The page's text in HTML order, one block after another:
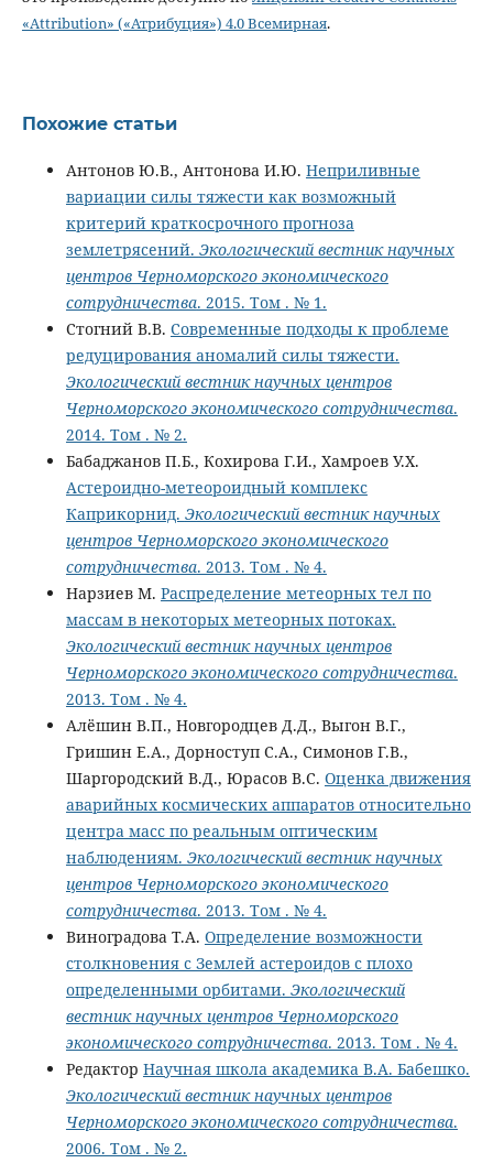
«Attribution» («Атрибуция») 4.0 Всемирная.
Похожие статьи
Антонов Ю.В., Антонова И.Ю. Неприливные
вариации силы тяжести как возможный
критерий краткосрочного прогноза
землетрясений. Экологический вестник научных
центров Черноморского экономического
сотрудничества. 2015. Том . № 1.
Стогний В.В. Современные подходы к проблеме
редуцирования аномалий силы тяжести.
Экологический вестник научных центров
Черноморского экономического сотрудничества.
2014. Том . № 2.
Бабаджанов П.Б., Кохирова Г.И., Хамроев У.Х.
Астероидно-метеороидный комплекс
Каприкорнид. Экологический вестник научных
центров Черноморского экономического
сотрудничества. 2013. Том . № 4.
Нарзиев М. Распределение метеорных тел по
массам в некоторых метеорных потоках.
Экологический вестник научных центров
Черноморского экономического сотрудничества.
2013. Том . № 4.
Алёшин В.П., Новгородцев Д.Д., Выгон В.Г.,
Гришин Е.А., Дорноступ С.А., Симонов Г.В.,
Шаргородский В.Д., Юрасов В.С. Оценка движения
аварийных космических аппаратов относительно
центра масс по реальным оптическим
наблюдениям. Экологический вестник научных
центров Черноморского экономического
сотрудничества. 2013. Том . № 4.
Виноградова Т.А. Определение возможности
столкновения с Землей астероидов с плохо
определенными орбитами. Экологический
вестник научных центров Черноморского
экономического сотрудничества. 2013. Том . № 4.
Редактор Научная школа академика В.А. Бабешко.
Экологический вестник научных центров
Черноморского экономического сотрудничества.
2006. Том . № 2.